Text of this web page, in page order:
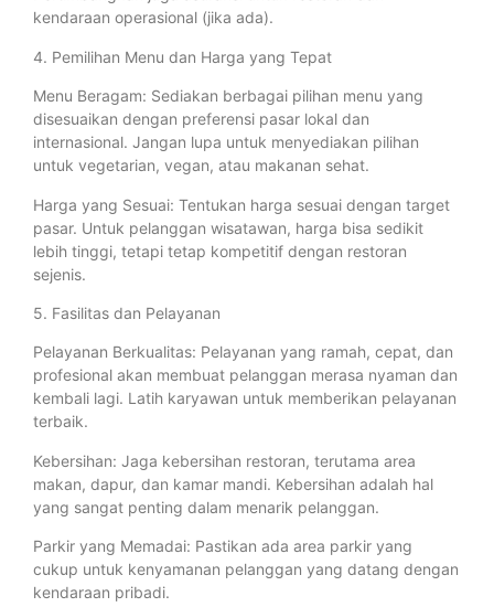
kendaraan operasional (jika ada).
4. Pemilihan Menu dan Harga yang Tepat
Menu Beragam: Sediakan berbagai pilihan menu yang
disesuaikan dengan preferensi pasar lokal dan
internasional. Jangan lupa untuk menyediakan pilihan
untuk vegetarian, vegan, atau makanan sehat.
Harga yang Sesuai: Tentukan harga sesuai dengan target
pasar. Untuk pelanggan wisatawan, harga bisa sedikit
lebih tinggi, tetapi tetap kompetitif dengan restoran
sejenis.
5. Fasilitas dan Pelayanan
Pelayanan Berkualitas: Pelayanan yang ramah, cepat, dan
profesional akan membuat pelanggan merasa nyaman dan
kembali lagi. Latih karyawan untuk memberikan pelayanan
terbaik.
Kebersihan: Jaga kebersihan restoran, terutama area
makan, dapur, dan kamar mandi. Kebersihan adalah hal
yang sangat penting dalam menarik pelanggan.
Parkir yang Memadai: Pastikan ada area parkir yang
cukup untuk kenyamanan pelanggan yang datang dengan
kendaraan pribadi.